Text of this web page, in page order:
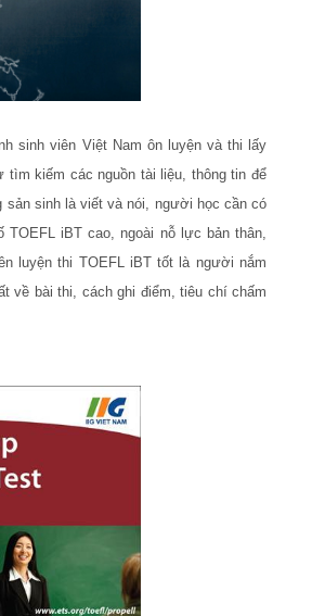
sinh viên Việt Nam ôn luyện và thi lấy
kiếm các nguồn tài liệu, thông tin để
sản sinh là viết và nói, người học cần có
iBT cao, ngoài nỗ lực bản thân,
luyện thi TOEFL iBT tốt là người nắm
về bài thi, cách ghi điểm, tiêu chí chấm